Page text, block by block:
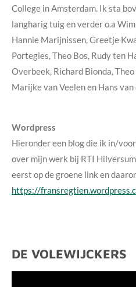
College in Amsterdam. Ik sta
langharig tuig en verder o.a
Hannie Marijnissen, Greetje
Portegies, Theo Bos, Rudy ten
Overbeek, Richard Bionda,
Marijke van Veelen en Hans van
Wordpress
Hieronder een blog die ik in/
over mijn werk bij RTI
eerst op de groene link en
https://
DE VOLEWIJCKERS